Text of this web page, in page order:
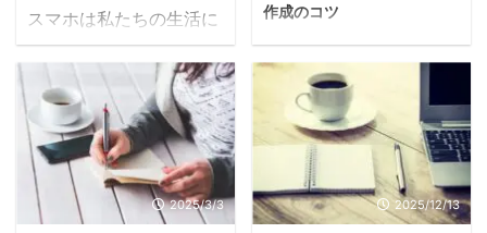
スマホは私たちの生活に
欠かせないものとなり、
さまざまな場面で活用さ
れています。そんな中、
スマホを使った副業の可
能性が注目されつつあり
ます。本ブログでは、ス
マホ副業の概要や注意
点、おすすめの副業な
作成のコツ
「ブログを書きたいけ
ど、時間がない」「アイ
デアが思い浮かばない」
「文章力に自信がない」
—そんな悩みを抱えてい
るブロガーや企業の担当
者の方は多いのではない
でしょうか。近年、AI技
2025/3/3 2025/12/13